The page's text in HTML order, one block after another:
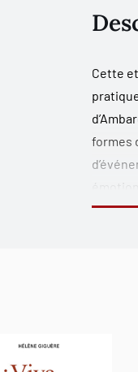
Cette
formes